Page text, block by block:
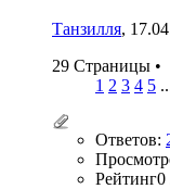
Танзилля,
29 Страницы •
1 2 3 4 5
Ответов:
Рейтинг0